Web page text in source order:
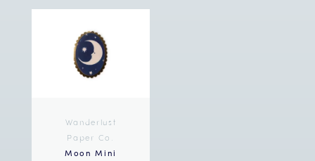
Wanderlust
Paper Co.
Moon Mini